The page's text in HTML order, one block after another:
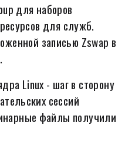
для наборов
для служб.
записью Zswap в
Linux - шаг в сторону
сессий
файлы получили